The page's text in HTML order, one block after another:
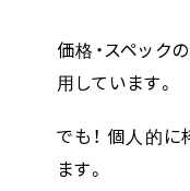
価格・スペック
用しています。
でも！ 個人的に
ます。